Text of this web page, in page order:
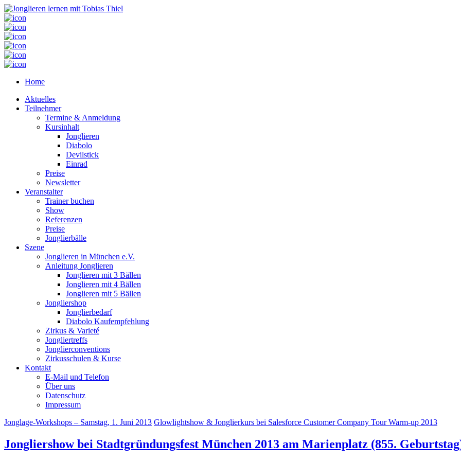
Home
Aktuelles
Teilnehmer
Termine & Anmeldung
Kursinhalt
Jonglieren
Diabolo
Devilstick
Einrad
Preise
Newsletter
Veranstalter
Trainer buchen
Show
Referenzen
Preise
Jonglierbälle
Szene
Jonglieren in München e.V.
Anleitung Jonglieren
Jonglieren mit 3 Bällen
Jonglieren mit 4 Bällen
Jonglieren mit 5 Bällen
Jongliershop
Jonglierbedarf
Diabolo Kaufempfehlung
Zirkus & Varieté
Jongliertreffs
Jonglierconventions
Zirkusschulen & Kurse
Kontakt
E-Mail und Telefon
Über uns
Datenschutz
Impressum
Jonglage-Workshops – Samstag, 1. Juni 2013 Glowlightshow & Jonglierkurs bei Salesforce Customer Company Tour Warm-up 2013
Jongliershow bei Stadtgründungsfest München 2013 am Marienplatz (855.